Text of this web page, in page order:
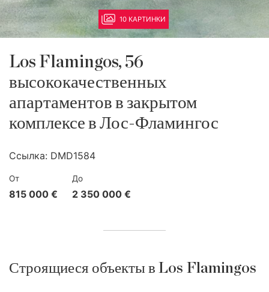
10 КАРТИНКИ
Los Flamingos, 56
высококачественных
апартаментов в закрытом
комплексе в Лос-Фламингос
Ссылка: DMD1584
От
815 000 €
До
2 350 000 €
Строящиеся объекты в Los Flamingos